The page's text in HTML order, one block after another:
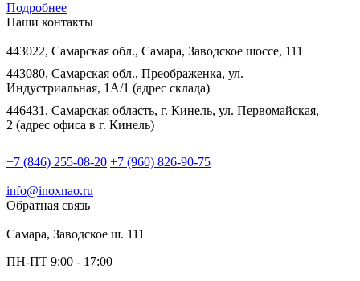
Подробнее
Наши контакты
443022, Самарская обл., Самара, Заводское шоссе, 111
443080, Самарская обл., Преображенка, ул.
Индустриальная, 1А/1 (адрес склада)
446431, Самарская область, г. Кинель, ул. Первомайская,
2 (адрес офиса в г. Кинель)
+7 (846) 255-08-20 +7 (960) 826-90-75
info@inoxnao.ru
Обратная связь
Самара, Заводское ш. 111
ПН-ПТ 9:00 - 17:00